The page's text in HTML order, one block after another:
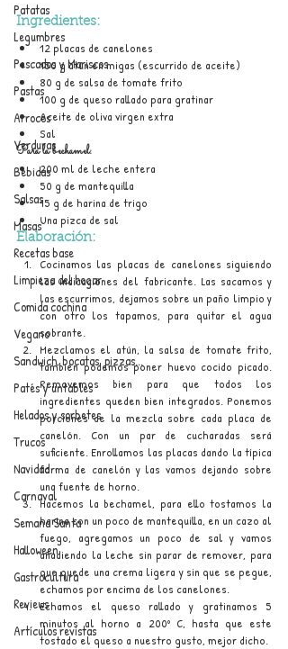
Patatas
Legumbres
Pescados y Mariscos
Pastas
Arroces
Verduras
Bebidas
Salsas
Masas
Recetas base
Limpieza del hogar
Comida cochina
Vegano
Sandwich, bocatas, pizzas...
Patés y untables
Helados y sorbetes
Trucos
Navidad
Carnaval
Semana Santa
Halloween
Gastrocultura
Reviews
Artículos revistas
Ingredientes:
12 placas de canelones
150 g atún en migas (escurrido de aceite)
80 g de salsa de tomate frito
100 g de queso rallado para gratinar
Aceite de oliva virgen extra
Sal
Para la bechamel:
200 ml de leche entera
50 g de mantequilla
15 g de harina de trigo
Una pizca de sal
Elaboración:
Cocinamos las placas de canelones siguiendo
las indicaciones del fabricante. Las sacamos y
las escurrimos, dejamos sobre un paño limpio y
con otro los tapamos, para quitar el agua
sobrante.
Mezclamos el atún, la salsa de tomate frito,
también podemos poner huevo cocido picado.
Removemos bien para que todos los
ingredientes queden bien integrados. Ponemos
porciones de la mezcla sobre cada placa de
canelón. Con un par de cucharadas será
suficiente. Enrollamos las placas dando la típica
forma de canelón y las vamos dejando sobre
una fuente de horno.
Hacemos la bechamel, para ello tostamos la
harina con un poco de mantequilla, en un cazo al
fuego, agregamos un poco de sal y vamos
añadiendo la leche sin parar de remover, para
que quede una crema ligera y sin que se pegue,
echamos por encima de los canelones.
Echamos el queso rallado y gratinamos 5
minutos al horno a 200º C, hasta que este
tostado el queso a nuestro gusto, mejor dicho.